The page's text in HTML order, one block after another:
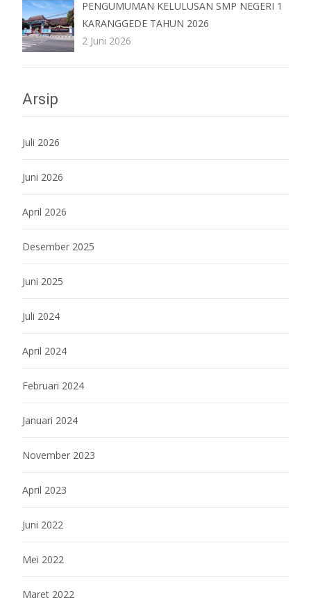
PENGUMUMAN KELULUSAN SMP NEGERI 1
KARANGGEDE TAHUN 2026
2 Juni 2026
Arsip
Juli 2026
Juni 2026
April 2026
Desember 2025
Juni 2025
Juli 2024
April 2024
Februari 2024
Januari 2024
November 2023
April 2023
Juni 2022
Mei 2022
Maret 2022